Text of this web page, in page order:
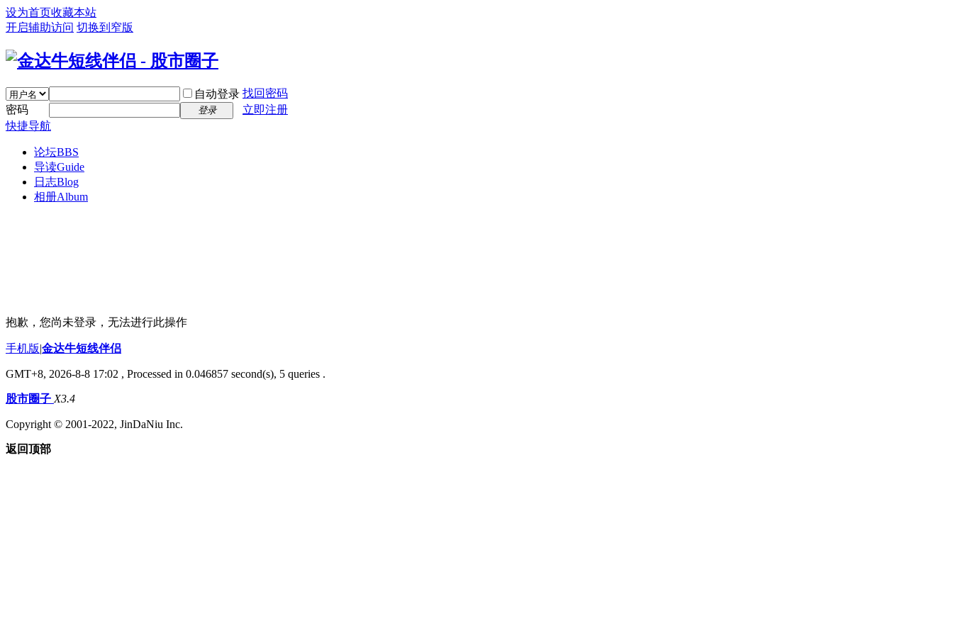
设为首页收藏本站
开启辅助访问 切换到窄版
自动登录 找回密码
密码
登录
立即注册
快捷导航
论坛BBS
导读Guide
日志Blog
相册Album
抱歉，您尚未登录，无法进行此操作
手机版|金达牛短线伴侣
GMT+8, 2026-8-8 17:02 , Processed in 0.046857 second(s), 5 queries .
股市圈子 X3.4
Copyright © 2001-2022, JinDaNiu Inc.
返回顶部